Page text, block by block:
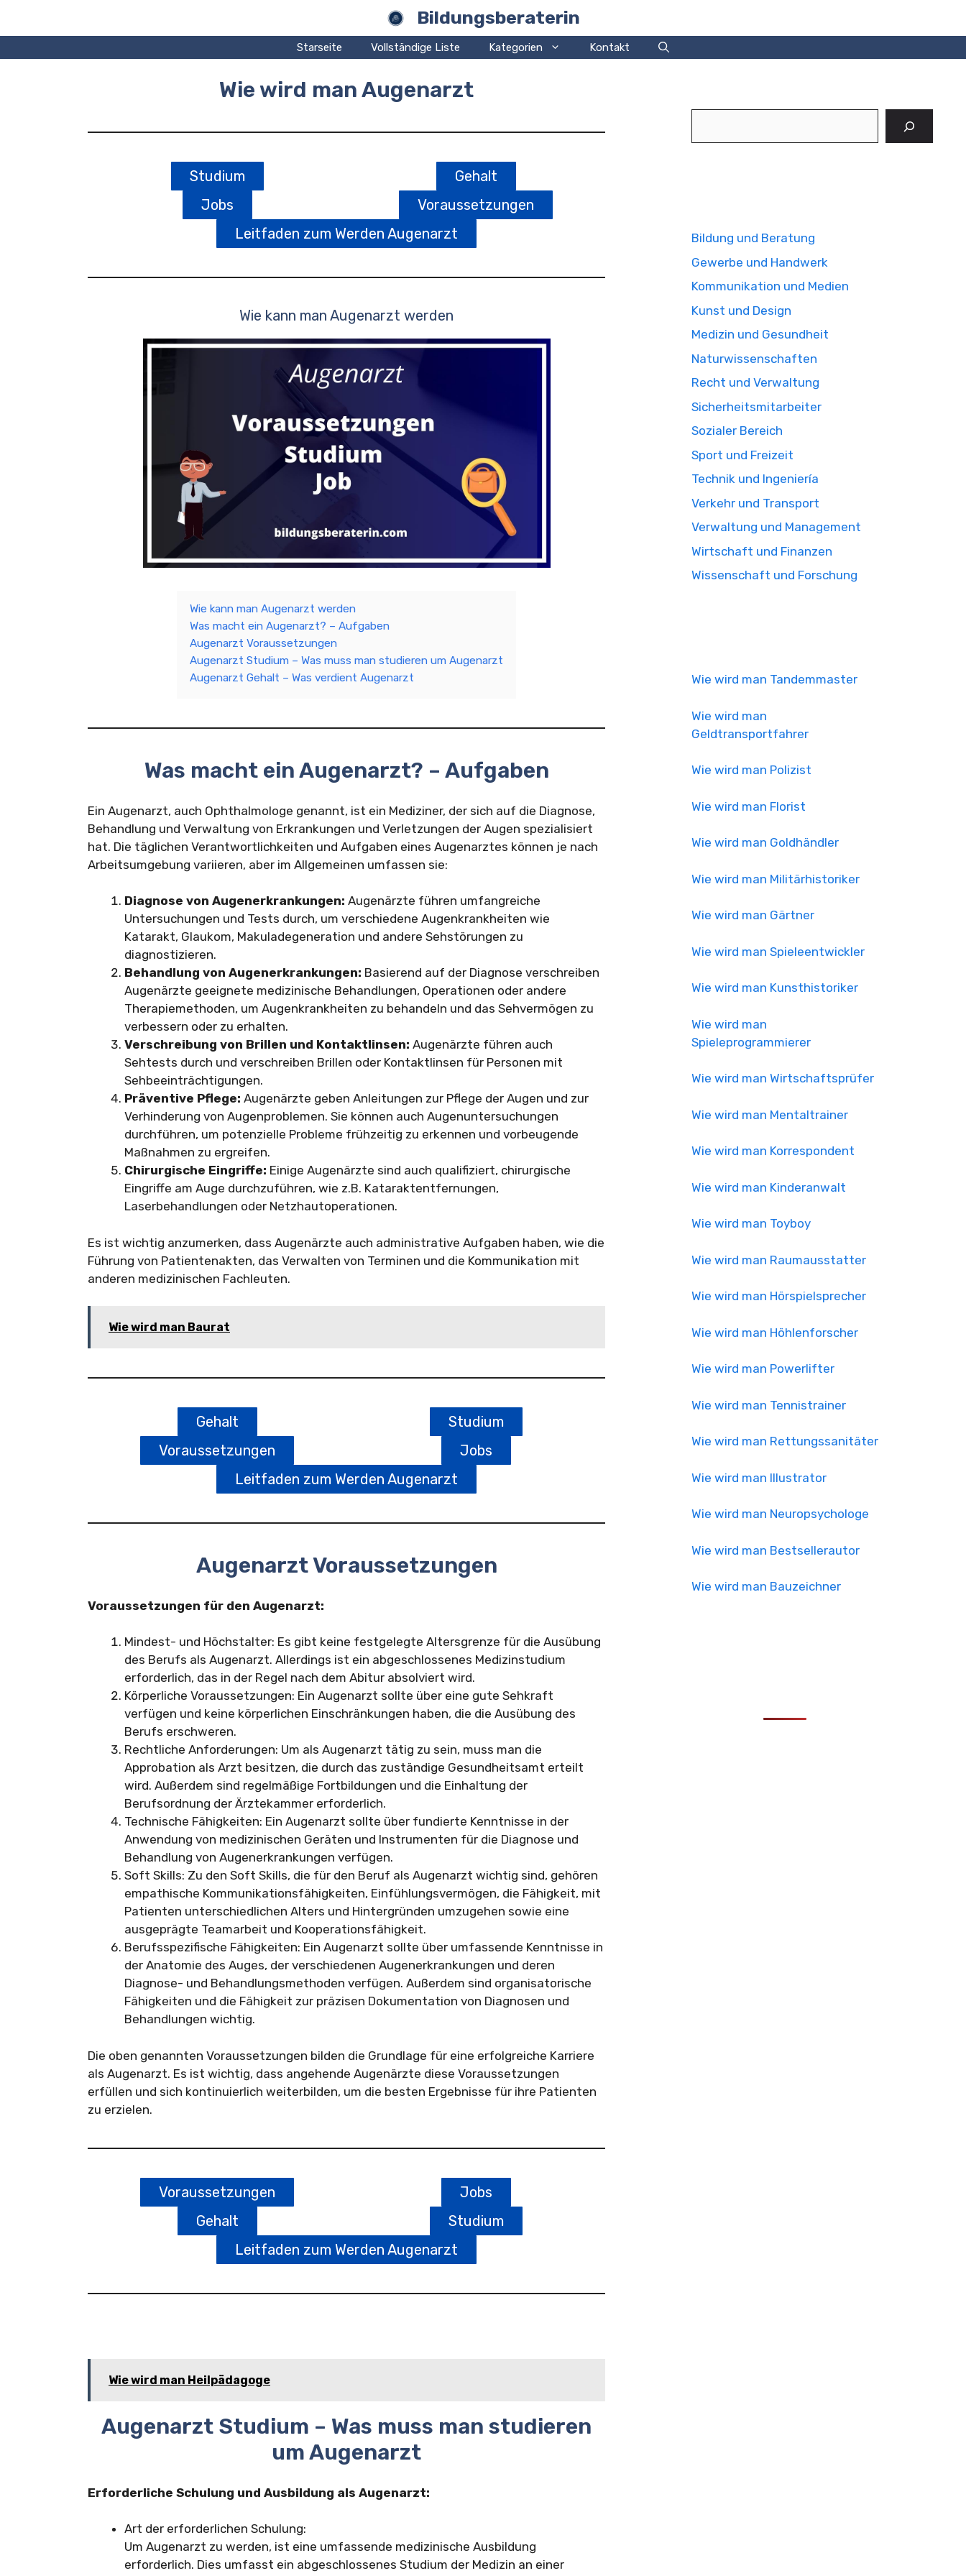
Bildungsberaterin
Starseite Vollständige Liste Kategorien Kontakt
Wie wird man Augenarzt
Studium
Gehalt
Jobs
Voraussetzungen
Leitfaden zum Werden Augenarzt
Wie kann man Augenarzt werden
Wie kann man Augenarzt werden
Was macht ein Augenarzt? – Aufgaben
Augenarzt Voraussetzungen
Augenarzt Studium – Was muss man studieren um Augenarzt
Augenarzt Gehalt – Was verdient Augenarzt
Was macht ein Augenarzt? – Aufgaben
Ein Augenarzt, auch Ophthalmologe genannt, ist ein Mediziner, der sich auf die Diagnose,
Behandlung und Verwaltung von Erkrankungen und Verletzungen der Augen spezialisiert
hat. Die täglichen Verantwortlichkeiten und Aufgaben eines Augenarztes können je nach
Arbeitsumgebung variieren, aber im Allgemeinen umfassen sie:
Diagnose von Augenerkrankungen: Augenärzte führen umfangreiche
Untersuchungen und Tests durch, um verschiedene Augenkrankheiten wie
Katarakt, Glaukom, Makuladegeneration und andere Sehstörungen zu
diagnostizieren.
Behandlung von Augenerkrankungen: Basierend auf der Diagnose verschreiben
Augenärzte geeignete medizinische Behandlungen, Operationen oder andere
Therapiemethoden, um Augenkrankheiten zu behandeln und das Sehvermögen zu
verbessern oder zu erhalten.
Verschreibung von Brillen und Kontaktlinsen: Augenärzte führen auch
Sehtests durch und verschreiben Brillen oder Kontaktlinsen für Personen mit
Sehbeeinträchtigungen.
Präventive Pflege: Augenärzte geben Anleitungen zur Pflege der Augen und zur
Verhinderung von Augenproblemen. Sie können auch Augenuntersuchungen
durchführen, um potenzielle Probleme frühzeitig zu erkennen und vorbeugende
Maßnahmen zu ergreifen.
Chirurgische Eingriffe: Einige Augenärzte sind auch qualifiziert, chirurgische
Eingriffe am Auge durchzuführen, wie z.B. Kataraktentfernungen,
Laserbehandlungen oder Netzhautoperationen.
Es ist wichtig anzumerken, dass Augenärzte auch administrative Aufgaben haben, wie die
Führung von Patientenakten, das Verwalten von Terminen und die Kommunikation mit
anderen medizinischen Fachleuten.
Wie wird man Baurat
Gehalt
Studium
Voraussetzungen
Jobs
Leitfaden zum Werden Augenarzt
Augenarzt Voraussetzungen
Voraussetzungen für den Augenarzt:
Mindest- und Höchstalter: Es gibt keine festgelegte Altersgrenze für die Ausübung
des Berufs als Augenarzt. Allerdings ist ein abgeschlossenes Medizinstudium
erforderlich, das in der Regel nach dem Abitur absolviert wird.
Körperliche Voraussetzungen: Ein Augenarzt sollte über eine gute Sehkraft
verfügen und keine körperlichen Einschränkungen haben, die die Ausübung des
Berufs erschweren.
Rechtliche Anforderungen: Um als Augenarzt tätig zu sein, muss man die
Approbation als Arzt besitzen, die durch das zuständige Gesundheitsamt erteilt
wird. Außerdem sind regelmäßige Fortbildungen und die Einhaltung der
Berufsordnung der Ärztekammer erforderlich.
Technische Fähigkeiten: Ein Augenarzt sollte über fundierte Kenntnisse in der
Anwendung von medizinischen Geräten und Instrumenten für die Diagnose und
Behandlung von Augenerkrankungen verfügen.
Soft Skills: Zu den Soft Skills, die für den Beruf als Augenarzt wichtig sind, gehören
empathische Kommunikationsfähigkeiten, Einfühlungsvermögen, die Fähigkeit, mit
Patienten unterschiedlichen Alters und Hintergründen umzugehen sowie eine
ausgeprägte Teamarbeit und Kooperationsfähigkeit.
Berufsspezifische Fähigkeiten: Ein Augenarzt sollte über umfassende Kenntnisse in
der Anatomie des Auges, der verschiedenen Augenerkrankungen und deren
Diagnose- und Behandlungsmethoden verfügen. Außerdem sind organisatorische
Fähigkeiten und die Fähigkeit zur präzisen Dokumentation von Diagnosen und
Behandlungen wichtig.
Die oben genannten Voraussetzungen bilden die Grundlage für eine erfolgreiche Karriere
als Augenarzt. Es ist wichtig, dass angehende Augenärzte diese Voraussetzungen
erfüllen und sich kontinuierlich weiterbilden, um die besten Ergebnisse für ihre Patienten
zu erzielen.
Voraussetzungen
Jobs
Gehalt
Studium
Leitfaden zum Werden Augenarzt
Wie wird man Heilpädagoge
Augenarzt Studium – Was muss man studieren
um Augenarzt
Erforderliche Schulung und Ausbildung als Augenarzt:
Art der erforderlichen Schulung:
Um Augenarzt zu werden, ist eine umfassende medizinische Ausbildung
erforderlich. Dies umfasst ein abgeschlossenes Studium der Medizin an einer
Bildung und Beratung
Gewerbe und Handwerk
Kommunikation und Medien
Kunst und Design
Medizin und Gesundheit
Naturwissenschaften
Recht und Verwaltung
Sicherheitsmitarbeiter
Sozialer Bereich
Sport und Freizeit
Technik und Ingeniería
Verkehr und Transport
Verwaltung und Management
Wirtschaft und Finanzen
Wissenschaft und Forschung
Wie wird man Tandemmaster
Wie wird man
Geldtransportfahrer
Wie wird man Polizist
Wie wird man Florist
Wie wird man Goldhändler
Wie wird man Militärhistoriker
Wie wird man Gärtner
Wie wird man Spieleentwickler
Wie wird man Kunsthistoriker
Wie wird man
Spieleprogrammierer
Wie wird man Wirtschaftsprüfer
Wie wird man Mentaltrainer
Wie wird man Korrespondent
Wie wird man Kinderanwalt
Wie wird man Toyboy
Wie wird man Raumausstatter
Wie wird man Hörspielsprecher
Wie wird man Höhlenforscher
Wie wird man Powerlifter
Wie wird man Tennistrainer
Wie wird man Rettungssanitäter
Wie wird man Illustrator
Wie wird man Neuropsychologe
Wie wird man Bestsellerautor
Wie wird man Bauzeichner